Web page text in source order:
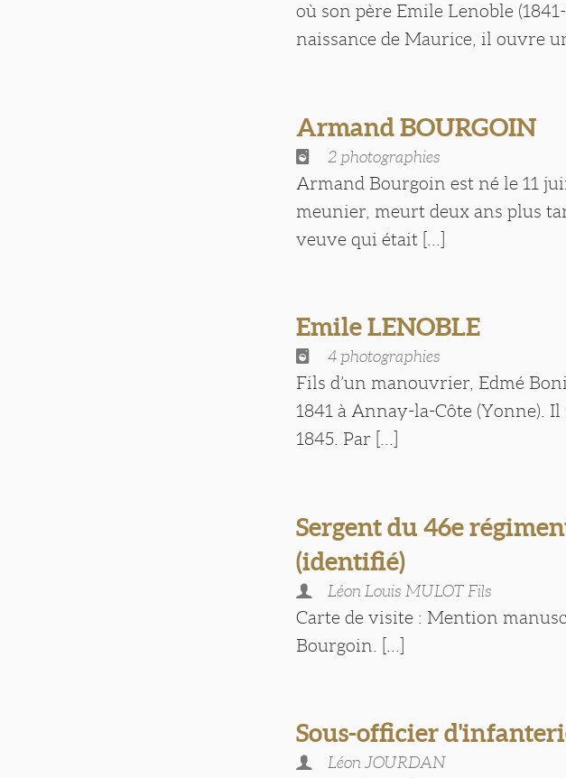
où son père Emile Lenoble
naissance de Maurice, il ouvre
Armand BOURGOIN
2 photographies
Armand Bourgoin est né le 11
meunier, meurt deux ans plus
veuve qui était [...]
Emile LENOBLE
4 photographies
Fils d’un manouvrier, Edmé
1841 à Annay-la-Côte (Yonne). Il
1845. Par [...]
Sergent du 46e
(identifié)
Léon Louis MULOT Fils
Carte de visite : Mention
Bourgoin. [...]
Sous-officier
Léon JOURDAN